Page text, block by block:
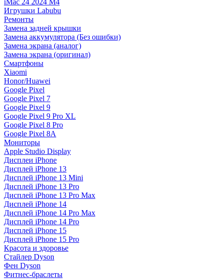
iMac 24 2024 M4
Игрушки Labubu
Ремонты
Замена задней крышки
Замена аккумулятора (Без ошибки)
Замена экрана (аналог)
Замена экрана (оригинал)
Смартфоны
Xiaomi
Honor/Huawei
Google Pixel
Google Pixel 7
Google Pixel 9
Google Pixel 9 Pro XL
Google Pixel 8 Pro
Google Pixel 8A
Мониторы
Apple Studio Display
Дисплеи iPhone
Дисплей iPhone 13
Дисплей iPhone 13 Mini
Дисплей iPhone 13 Pro
Дисплей iPhone 13 Pro Max
Дисплей iPhone 14
Дисплей iPhone 14 Pro Max
Дисплей iPhone 14 Pro
Дисплей iPhone 15
Дисплей iPhone 15 Pro
Красота и здоровье
Стайлер Dyson
Фен Dyson
Фитнес-браслеты